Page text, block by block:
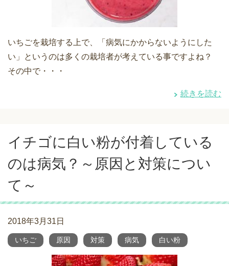
いちごを栽培する上で、「病気にかからないようにした
い」というのは多くの栽培者が考えている事ですよね？
その中で・・・
続きを読む
イチゴに白い粉が付着している
のは病気？～原因と対策につい
て～
2018年3月31日
いちご 原因 対策 病気 白い粉